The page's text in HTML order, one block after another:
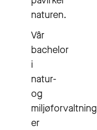
naturen.
Vår
bachelor
i
natur-
og
miljøforvaltning
er